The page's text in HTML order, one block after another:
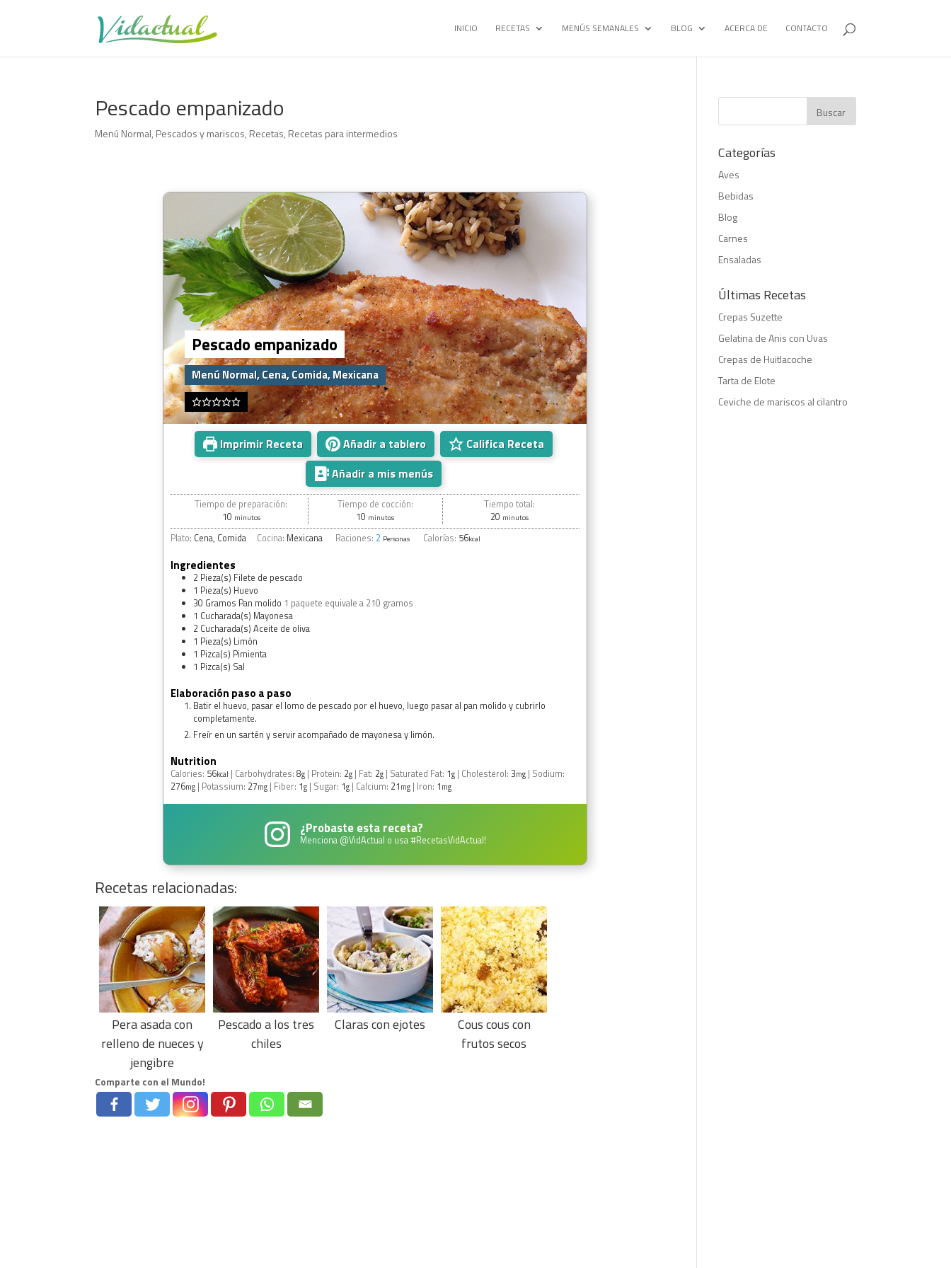
INICIO RECETAS MENÚS SEMANALES BLOG ACERCA DE CONTACTO
Pescado empanizado
Menú Normal, Pescados y mariscos, Recetas, Recetas para intermedios
Pescado empanizado
Menú Normal, Cena, Comida, Mexicana
Imprimir Receta Añadir a tablero
Califica Receta
Añadir a mis menús
Tiempo de preparación:
10 minutos
Tiempo de cocción:
10 minutos
Tiempo total:
20 minutos
Plato: Cena, Comida Cocina: Mexicana Raciones: 2 Personas Calorías: 56kcal
Ingredientes
2 Pieza(s) Filete de pescado
1 Pieza(s) Huevo
30 Gramos Pan molido 1 paquete equivale a 210 gramos
1 Cucharada(s) Mayonesa
2 Cucharada(s) Aceite de oliva
1 Pieza(s) Limón
1 Pizca(s) Pimienta
1 Pizca(s) Sal
Elaboración paso a paso
Batir el huevo, pasar el lomo de pescado por el huevo, luego pasar al pan molido y cubrirlo
completamente.
Freír en un sartén y servir acompañado de mayonesa y limón.
Nutrition
Calories: 56kcal | Carbohydrates:8g | Protein: 2g | Fat: 2g | Saturated Fat: 1g | Cholesterol:3mg | Sodium:
276mg | Potassium: 27mg | Fiber: 1g | Sugar: 1g | Calcium: 21mg | Iron: 1mg
¿Probaste esta receta?
Menciona @VidActual o usa#RecetasVidActual!
Recetas relacionadas:
Pera asada con
relleno de nueces y
jengibre
Pescado a los tres
chiles
Claras con ejotes
Cous cous con
frutos secos
Comparte con el Mundo!
Categorías
Aves
Bebidas
Blog
Carnes
Ensaladas
Últimas Recetas
Crepas Suzette
Gelatina de Anis con Uvas
Crepas de Huitlacoche
Tarta de Elote
Ceviche de mariscos al cilantro